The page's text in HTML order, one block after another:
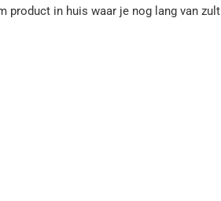
product in huis waar je nog lang van zult